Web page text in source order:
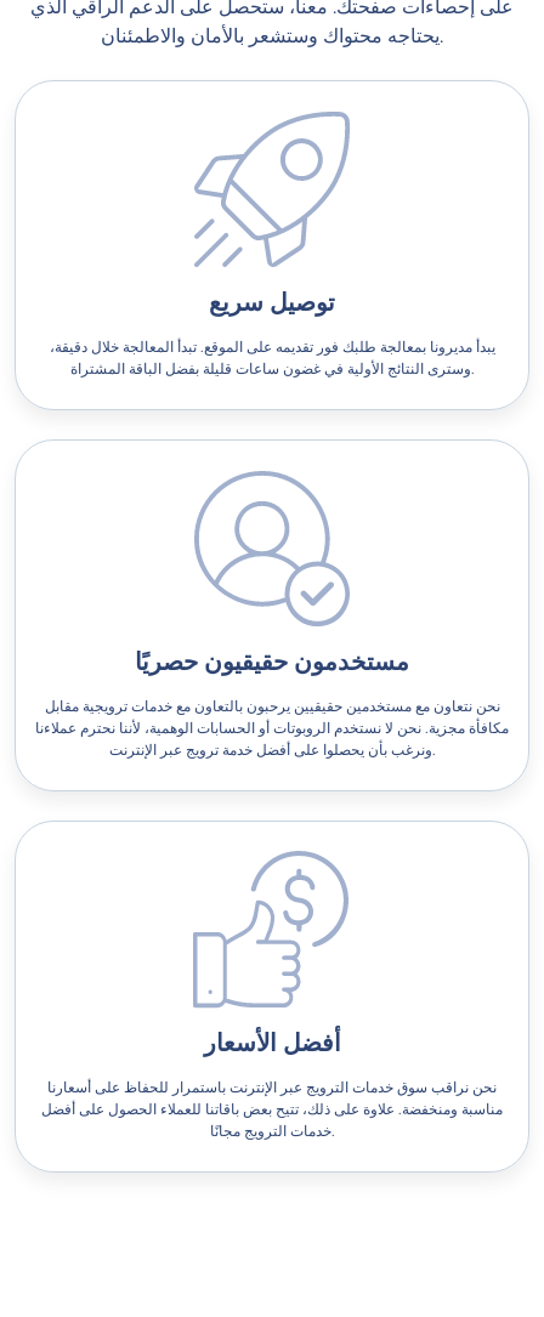
على إحصاءات صفحتك. معنا، ستحصل على الدعم الراقي الذي
يحتاجه محتواك وستشعر بالأمان والاطمئنان.
توصيل سريع
يبدأ مديرونا بمعالجة طلبك فور تقديمه على الموقع. تبدأ المعالجة خلال دقيقة،
وسترى النتائج الأولية في غضون ساعات قليلة بفضل الباقة المشتراة.
مستخدمون حقيقيون حصريًا
نحن نتعاون مع مستخدمين حقيقيين يرحبون بالتعاون مع خدمات ترويجية مقابل
مكافأة مجزية. نحن لا نستخدم الروبوتات أو الحسابات الوهمية، لأننا نحترم عملاءنا
ونرغب بأن يحصلوا على أفضل خدمة ترويج عبر الإنترنت.
أفضل الأسعار
نحن نراقب سوق خدمات الترويج عبر الإنترنت باستمرار للحفاظ على أسعارنا
مناسبة ومنخفضة. علاوة على ذلك، تتيح بعض باقاتنا للعملاء الحصول على أفضل
خدمات الترويج مجانًا.